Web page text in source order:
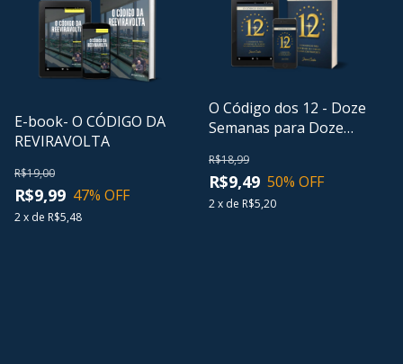
E-book- O CÓDIGO DA
REVIRAVOLTA
R$9,99
R$19,00
47% OFF
2x de R$5,48
O Código dos 12 - Doze
Semanas para Doze
R$9,49
R$18,99
50% OFF
2x de R$5,20